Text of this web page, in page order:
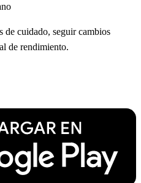
de cuidado, seguir cambios
de rendimiento.